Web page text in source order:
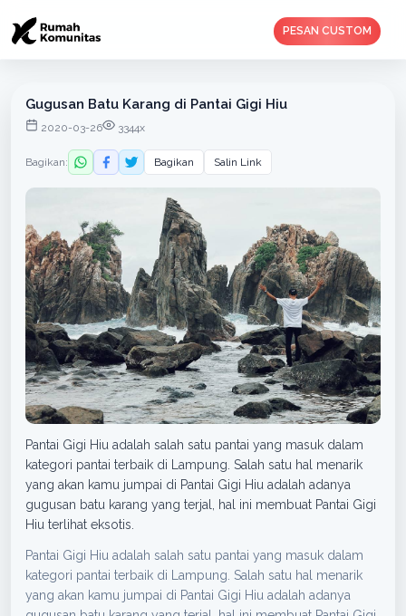
PESAN CUSTOM
Gugusan Batu Karang di Pantai Gigi Hiu
2020-03-26 3344x
Bagikan: Bagikan Salin Link
Pantai Gigi Hiu adalah salah satu pantai yang masuk dalam
kategori pantai terbaik di Lampung. Salah satu hal menarik
yang akan kamu jumpai di Pantai Gigi Hiu adalah adanya
gugusan batu karang yang terjal, hal ini membuat Pantai Gigi
Hiu terlihat eksotis.
Pantai Gigi Hiu adalah salah satu pantai yang masuk dalam
kategori pantai terbaik di Lampung. Salah satu hal menarik
yang akan kamu jumpai di Pantai Gigi Hiu adalah adanya